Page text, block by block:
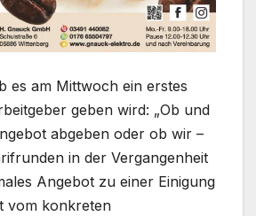
es am Mittwoch ein erstes
geben wird: „Ob und
abgeben oder ob wir –
in der Vergangenheit
Angebot zu einer Einigung
vom konkreten